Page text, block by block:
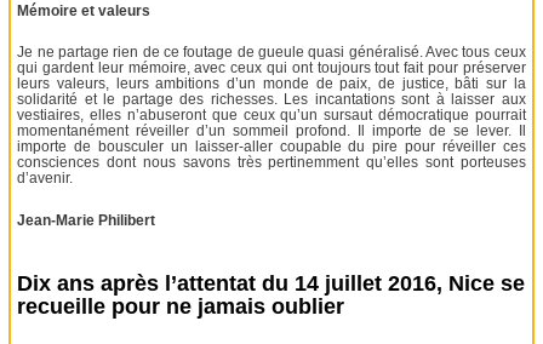
Mémoire et valeurs
Je ne partage rien de ce foutage de gueule quasi généralisé. Avec tous ceux
qui gardent leur mémoire, avec ceux qui ont toujours tout fait pour préserver
leurs valeurs, leurs ambitions d’un monde de paix, de justice, bâti sur la
solidarité et le partage des richesses. Les incantations sont à laisser aux
vestiaires, elles n’abuseront que ceux qu’un sursaut démocratique pourrait
momentanément réveiller d’un sommeil profond. Il importe de se lever. Il
importe de bousculer un laisser-aller coupable du pire pour réveiller ces
consciences dont nous savons très pertinemment qu’elles sont porteuses
d’avenir.
Jean-Marie Philibert
Dix ans après l’attentat du 14 juillet 2016, Nice se
recueille pour ne jamais oublier